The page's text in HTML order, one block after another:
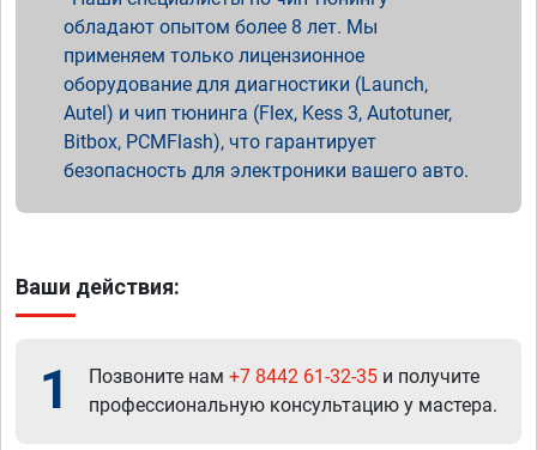
обладают опытом более 8 лет. Мы
применяем только лицензионное
оборудование для диагностики (Launch,
Autel) и чип тюнинга (Flex, Kess 3, Autotuner,
Bitbox, PCMFlash), что гарантирует
безопасность для электроники вашего авто.
Ваши действия:
1 Позвоните нам +7 8442 61-32-35 и получите
профессиональную консультацию у мастера.